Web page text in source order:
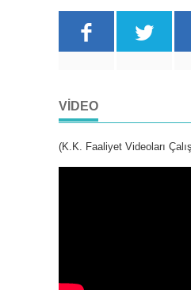
VIDEO
(K.K. Faaliyet Videoları